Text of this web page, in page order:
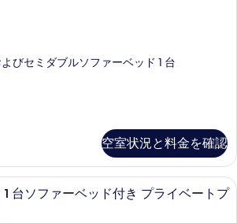
びセミダブルソファーベッド 1 台
空室状況と料金を確認
台ソファーベッド付き プライベートプ